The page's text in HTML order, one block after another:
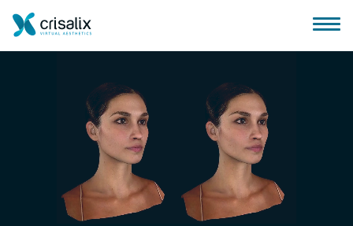
Startseite für Chirurgen
3D-Business-Plattform